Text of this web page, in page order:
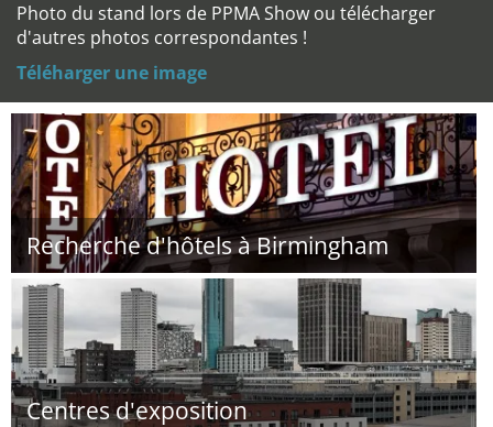
Photo du stand lors de PPMA Show ou télécharger
d'autres photos correspondantes !
Téléharger une image
Recherche d'hôtels à Birmingham
Centres d'exposition